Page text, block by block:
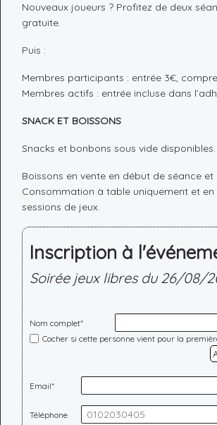
Nouveaux joueurs ? Profitez de deux
gratuite.
Puis :
Membres participants : entrée 3€,
Membres actifs : entrée incluse dans
SNACK ET BOISSONS
Snacks et bonbons sous vide disponibles.
Boissons en vente en début de séance et
Consommation à table uniquement et en
sessions de jeux.
Inscription à
Soirée jeux libres du 26/08/
Nom complet*
Cocher si cette personne vient pour la
Email*
Téléphone